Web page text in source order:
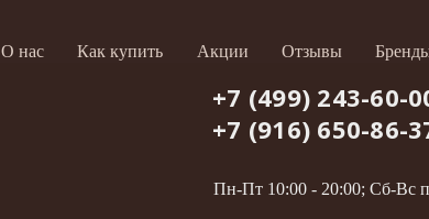
О нас Как купить Акции Отзывы
Пн-Пт 10:00 - 20:00; Сб-Вс
+7 (499) 243-60-
+7 (916) 650-86-